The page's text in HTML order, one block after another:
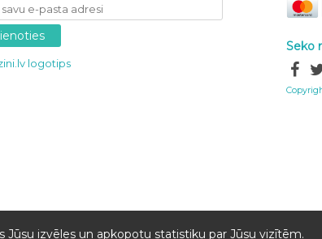
Seko
Jūsu izvēles un apkopotu statistiku par Jūsu vizītēm.